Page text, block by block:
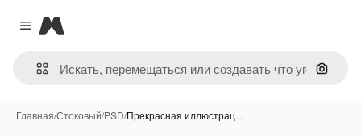
Close menu
Magnific
Поиск
Главная/Стоковый/PSD/Прекрасная иллюстрац…